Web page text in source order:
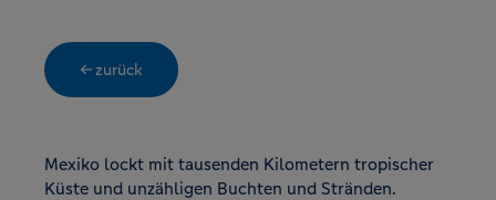
← zurück
Mexiko lockt mit tausenden Kilometern tropischer
Küste und unzähligen Buchten und Stränden.